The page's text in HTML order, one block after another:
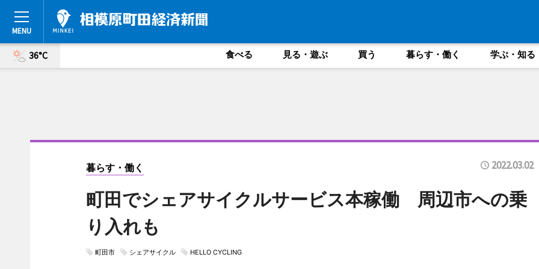
36°C 食べる 見る・遊ぶ 買う 暮らす・働く 学ぶ・知る
暮らす・働く 2022.03.02
町田でシェアサイクルサービス本稼働 周辺市への乗
り入れも
町田市 シェアサイクル HELLO CYCLING